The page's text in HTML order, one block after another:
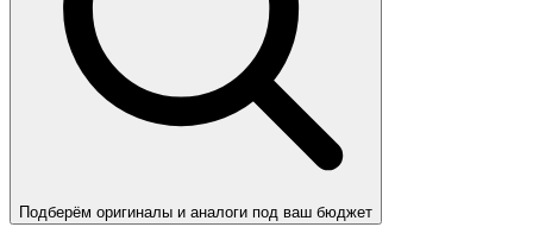
Подберём оригиналы и аналоги под ваш бюджет